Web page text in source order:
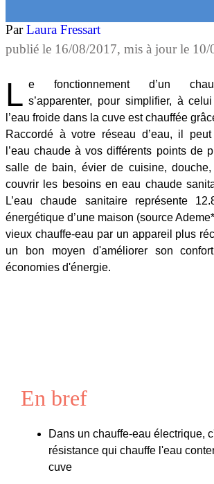
ParLaura Fressart
publié le 16/08/2017, mis à jour le 10/
L e fonctionnement d’un
s’apparenter, pour simplifier, à
l’eau froide dans la cuve est chauffée
Raccordé à votre réseau d’eau, il
l’eau chaude à vos différents points de
salle de bain, évier de cuisine,
couvrir les besoins en eau chaude
L’eau chaude sanitaire représente
énergétique d’une maison (source
vieux chauffe-eau par un appareil plus
un bon moyen d'améliorer son
économies d'énergie.
En bref
Dans un chauffe-eau électrique,
résistance qui chauffe l'eau
cuve